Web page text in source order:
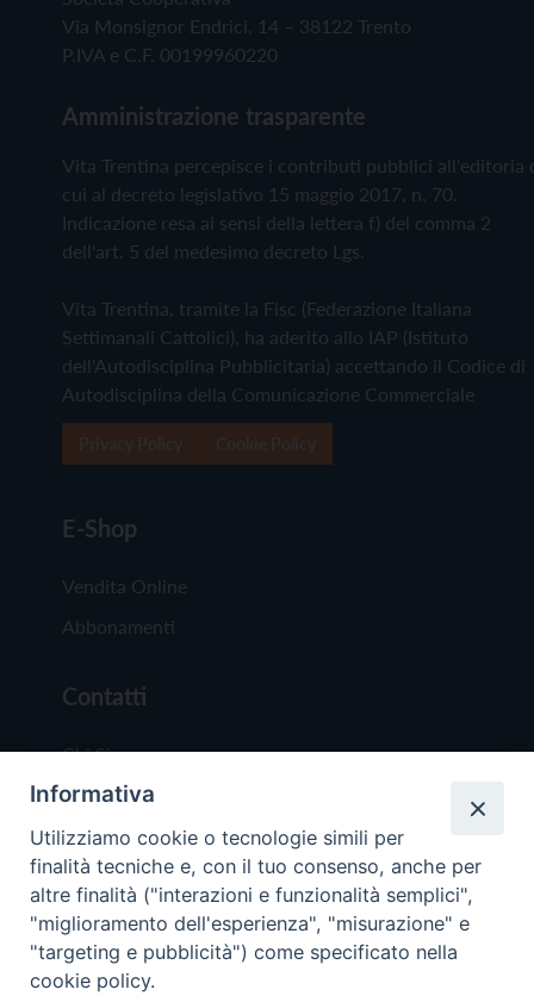
Via Monsignor Endrici, 14 – 38122 Trento
P.IVA e C.F. 00199960220
Amministrazione trasparente
Vita Trentina percepisce i contributi pubblici all'editoria
cui al decreto legislativo 15 maggio 2017, n. 70.
Indicazione resa ai sensi della lettera f) del comma 2
dell'art. 5 del medesimo decreto Lgs.
Vita Trentina, tramite la Fisc (Federazione Italiana
Settimanali Cattolici), ha aderito allo IAP (Istituto
dell'Autodisciplina Pubblicitaria) accettando il Codice di
Autodisciplina della Comunicazione Commerciale
E-Shop
Vendita Online
Abbonamenti
Contatti
Chi Siamo
Redazione
Scrivici
Copyright © 2019 - Tutti i diritti riservati - Vita
Informativa
Utilizziamo cookie o tecnologie simili per
finalità tecniche e, con il tuo consenso, anche per
altre finalità ("interazioni e funzionalità semplici",
"miglioramento dell'esperienza", "misurazione" e
"targeting e pubblicità") come specificato nella
cookie policy.